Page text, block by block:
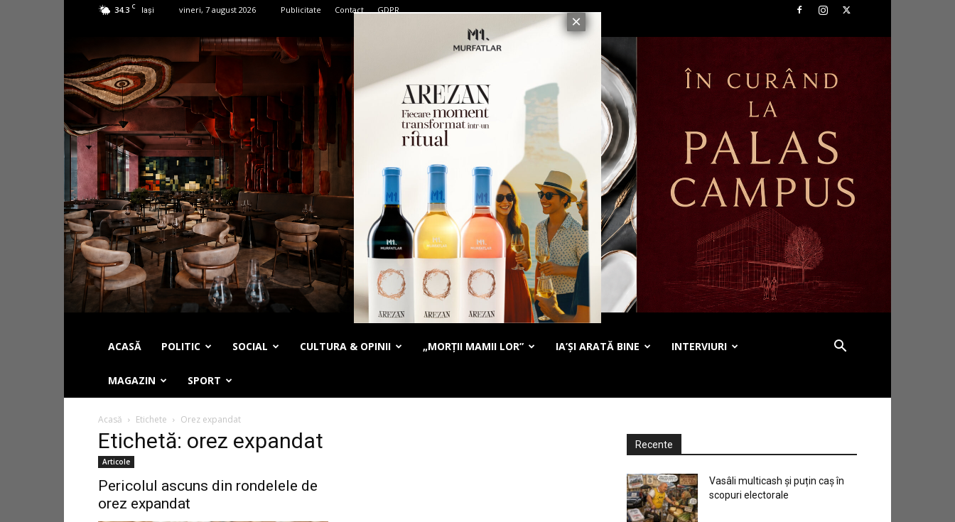
34.3 C Iași vineri, 7 august 2026 Publicitate Contact GDPR
ACASĂ POLITIC SOCIAL CULTURA & OPINII „MORȚII MAMII LOR” IA’ȘI ARATĂ BINE INTERVIURI
MAGAZIN SPORT
Acasă Etichete Orez expandat
Etichetă: orez expandat
Articole
Pericolul ascuns din rondelele de
orez expandat
Recente
Vasâli multicash și puțin caș în
scopuri electorale